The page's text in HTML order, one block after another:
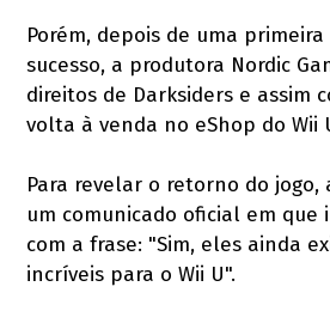
Porém, depois de uma
sucesso, a produtora Nordic
direitos de Darksiders e assim
volta à venda no eShop do Wii
Para revelar o retorno do jogo,
um comunicado oficial em que
com a frase: "Sim, eles ainda
incríveis para o Wii U".